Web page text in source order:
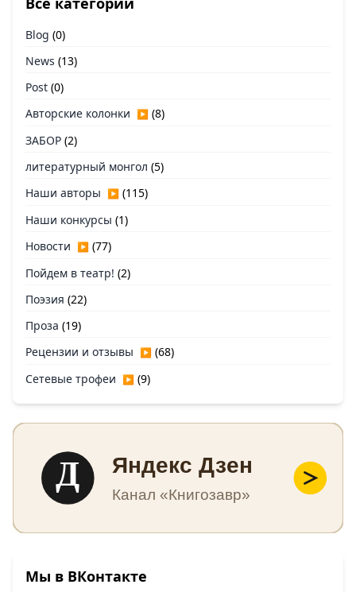
Blog (0)
News (13)
Post (0)
Авторские колонки ▶ (8)
ЗАБОР (2)
литературный монгол (5)
Наши авторы ▶ (115)
Наши конкурсы (1)
Новости ▶ (77)
Пойдем в театр! (2)
Поэзия (22)
Проза (19)
Рецензии и отзывы ▶ (68)
Сетевые трофеи ▶ (9)
Д Яндекс Дзен
Канал «Книгозавр»
Мы в ВКонтакте